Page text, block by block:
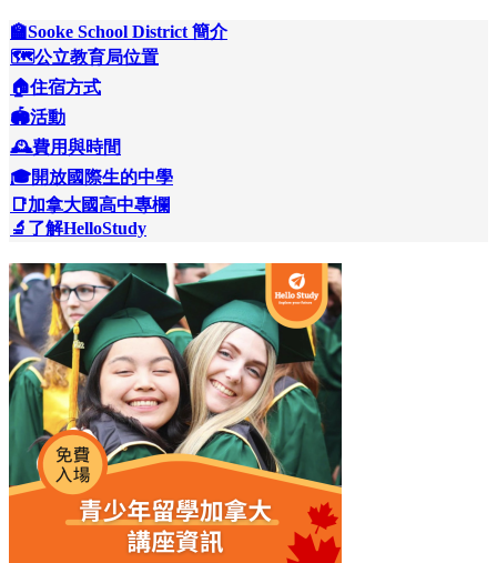
🏫Sooke School District 簡介
🗺️公立教育局位置
🏠住宿方式
🏟️活動
🕰️費用與時間
🎓開放國際生的中學
📑加拿大國高中專欄
🔬了解HelloStudy